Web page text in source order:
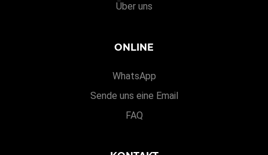
Über uns
ONLINE
WhatsApp
Sende uns eine Email
FAQ